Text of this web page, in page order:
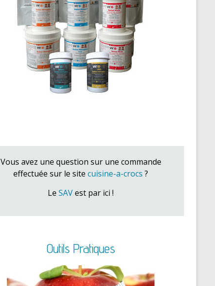
Vous avez une question sur une commande
effectuée sur le site cuisine-a-crocs ?
Le SAVest par ici !
Outils Pratiques